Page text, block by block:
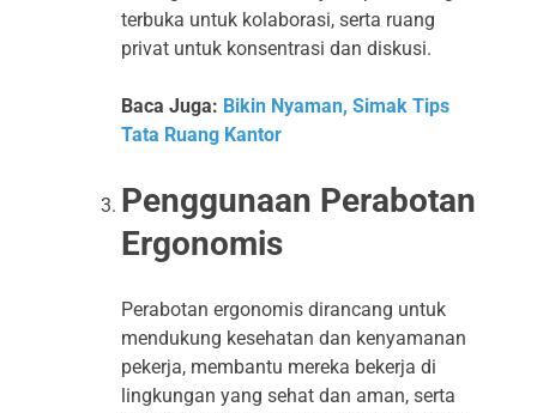
terbuka untuk kolaborasi, serta ruang
privat untuk konsentrasi dan diskusi.
Baca Juga: Bikin Nyaman, Simak Tips
Tata Ruang Kantor
Penggunaan Perabotan
Ergonomis
Perabotan ergonomis dirancang untuk
mendukung kesehatan dan kenyamanan
pekerja, membantu mereka bekerja di
lingkungan yang sehat dan aman, serta